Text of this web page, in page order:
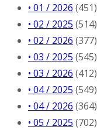
• 01 / 2026 (451)
• 02 / 2025 (514)
• 02 / 2026 (377)
• 03 / 2025 (545)
• 03 / 2026 (412)
• 04 / 2025 (549)
• 04 / 2026 (364)
• 05 / 2025 (702)